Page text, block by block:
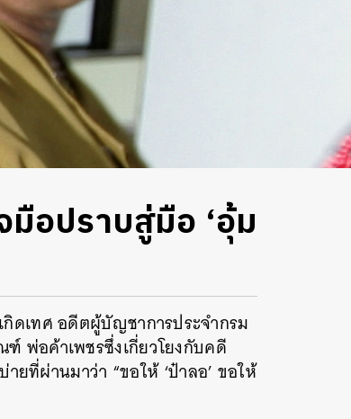
มือปราบสู่มือ ‘อุ้ม
ดเทศ อดีตผู้บัญชาการประจำกรม
พ่อค้าเพชรซึ่งเกี่ยวโยงกับคดี
ยที่ผ่านมาว่า “ขอให้ ‘ป๋าลอ’ ขอให้